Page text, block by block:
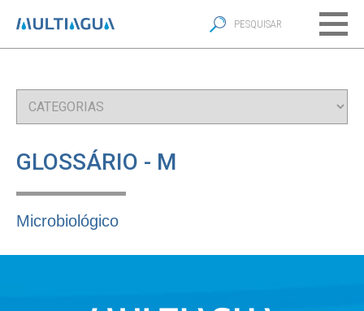
GLOSSÁRIO - M
Microbiológico